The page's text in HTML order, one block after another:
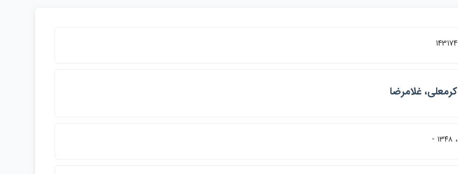
143174
كرمعلي، غلامرضا
، ۱۳۴۸ -